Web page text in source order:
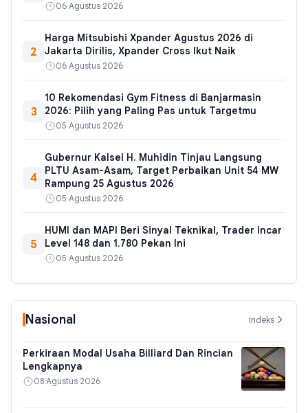
06 Agustus 2026
2
Harga Mitsubishi Xpander Agustus 2026 di
Jakarta Dirilis, Xpander Cross Ikut Naik
06 Agustus 2026
3
10 Rekomendasi Gym Fitness di Banjarmasin
2026: Pilih yang Paling Pas untuk Targetmu
05 Agustus 2026
4
Gubernur Kalsel H. Muhidin Tinjau Langsung
PLTU Asam-Asam, Target Perbaikan Unit 54 MW
Rampung 25 Agustus 2026
05 Agustus 2026
5
HUMI dan MAPI Beri Sinyal Teknikal, Trader Incar
Level 148 dan 1.780 Pekan Ini
05 Agustus 2026
Nasional Indeks
Perkiraan Modal Usaha Billiard Dan Rincian
Lengkapnya
08 Agustus 2026